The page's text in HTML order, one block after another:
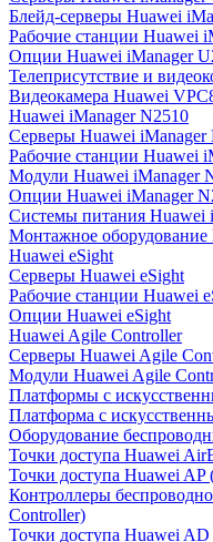
Блейд-серверы Huawei
Рабочие станции Huawei
Опции Huawei iManager
Телеприсутствие и
Видеокамера Huawei
Huawei iManager N2510
Серверы Huawei iManager
Рабочие станции Huawei
Модули Huawei iManager
Опции Huawei iManager
Системы питания Huawei
Монтажное
Huawei eSight
Серверы Huawei eSight
Рабочие станции Huawei
Опции Huawei eSight
Huawei Agile Controller
Серверы Huawei Agile
Модули Huawei Agile
Платформы с
Платформа с
Оборудование
Точки доступа Huawei
Точки доступа Huawei AP
Контроллеры
Controller)
Точки доступа Huawei